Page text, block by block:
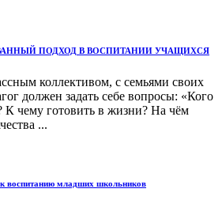
ПОДХОД В ВОСПИТАНИИ УЧАЩИХСЯ
коллективом, с семьями своих
должен задать себе вопросы: «Кого
К чему готовить в жизни? На чём
...
воспитанию младших школьников